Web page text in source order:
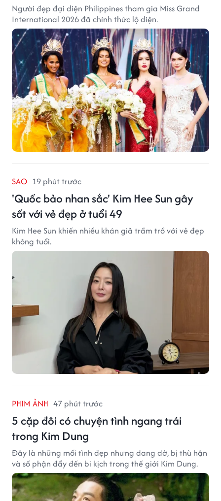
Người đẹp đại diện Philippines tham gia Miss Grand
International 2026 đã chính thức lộ diện.
SAO 19 phút trước
'Quốc bảo nhan sắc' Kim Hee Sun gây
sốt với vẻ đẹp ở tuổi 49
Kim Hee Sun khiến nhiều khán giả trầm trồ với vẻ đẹp
không tuổi.
PHIM ẢNH 47 phút trước
5 cặp đôi có chuyện tình ngang trái
trong Kim Dung
Đây là những mối tình đẹp nhưng dang dở, bị thù hận
và số phận đẩy đến bi kịch trong thế giới Kim Dung.